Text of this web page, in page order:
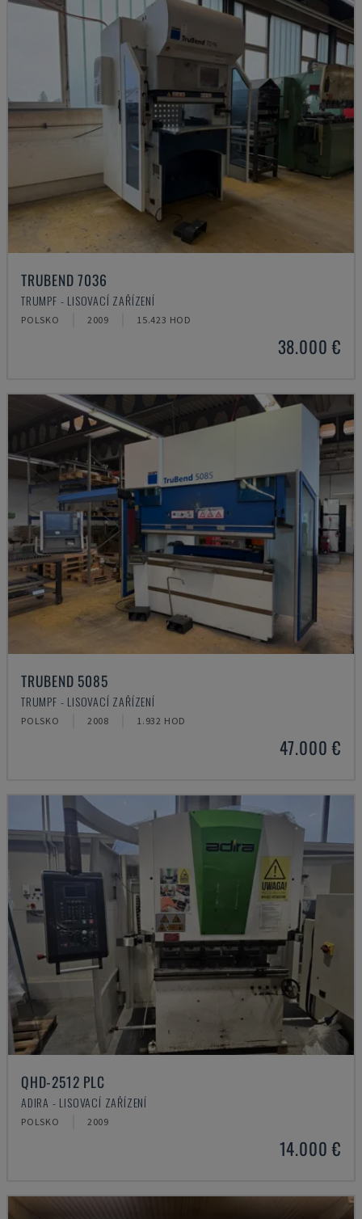
TRUBEND 7036
TRUMPF - LISOVACÍ ZAŘÍZENÍ
POLSKO 2009 15.423 HOD
38.000 €
TRUBEND 5085
TRUMPF - LISOVACÍ ZAŘÍZENÍ
POLSKO 2008 1.932 HOD
47.000 €
QHD-2512 PLC
ADIRA - LISOVACÍ ZAŘÍZENÍ
POLSKO 2009
14.000 €